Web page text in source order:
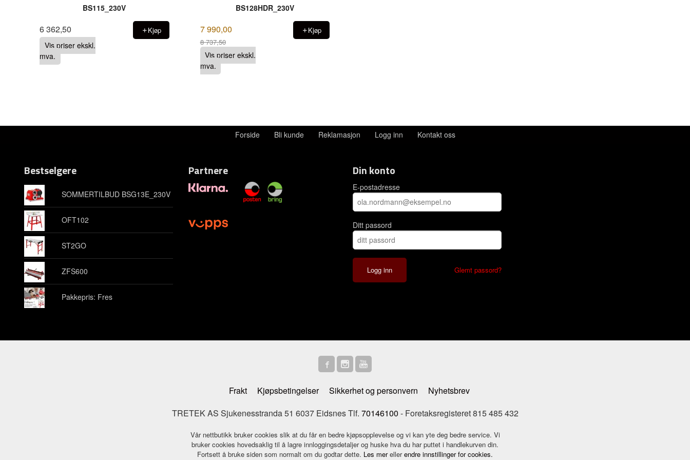
BS115_230V
6 362,50
Vis priser ekskl.
mva.
Kjøp
BS128HDR_230V
7 990,00
8 737,50
Rabatt
Vis priser ekskl.
mva.
Kjøp
Forside Bli kunde Reklamasjon Logg inn Kontakt oss
Bestselgere
SOMMERTILBUD BSG13E_230V
OFT102
ST2GO
ZFS600
Pakkepris: Fres
Partnere Din konto
E-postadresse
Ditt passord
Glemt passord?
Frakt Kjøpsbetingelser Sikkerhet og personvern
Nyhetsbrev
TRETEK AS Sjukenesstranda 51 6037 Eidsnes Tlf. 70146100 - Foretaksregisteret 815 485 432
Vår nettbutikk bruker cookies slik at du får en bedre kjøpsopplevelse og vi kan yte deg bedre service. Vi
bruker cookies hovedsaklig til å lagre innloggingsdetaljer og huske hva du har puttet i handlekurven din.
Fortsett å bruke siden som normalt om du godtar dette. Les merellerendre innstillinger for cookies.